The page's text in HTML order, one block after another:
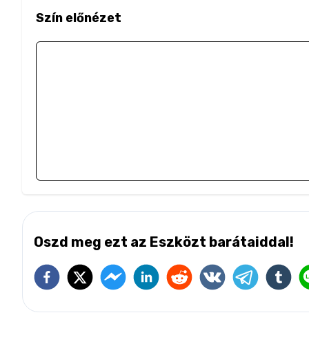
Szín előnézet
Oszd meg ezt az Eszközt barátaiddal!